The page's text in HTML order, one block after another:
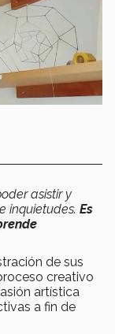
asistir y
inquietudes. Es
de sus
creativo
artística
a fin de